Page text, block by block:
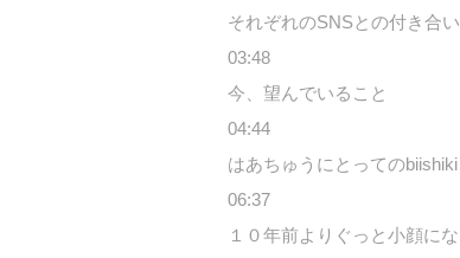
それぞれのSNSとの付き合
03:48
今、望んでいること
04:44
はあちゅうにとってのbiishiki
06:37
１０年前よりぐっと小顔に